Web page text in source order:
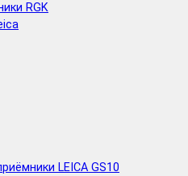
RGK
LEICA GS10